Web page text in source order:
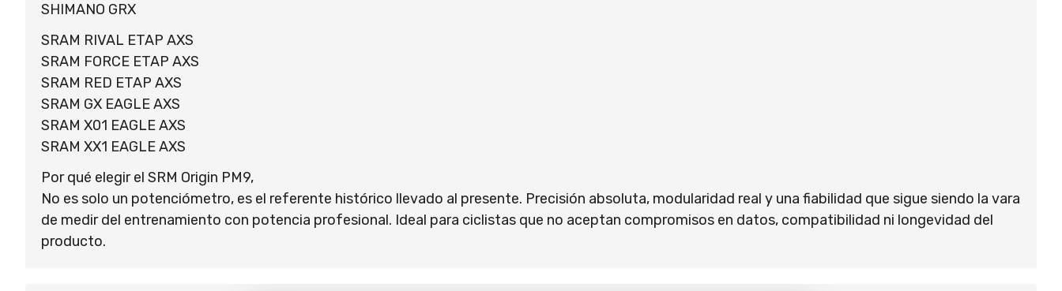
SHIMANO GRX
SRAM RIVAL ETAP AXS
SRAM FORCE ETAP AXS
SRAM RED ETAP AXS
SRAM GX EAGLE AXS
SRAM X01 EAGLE AXS
SRAM XX1 EAGLE AXS
Por qué elegir el SRM Origin PM9,
No es solo un potenciómetro, es el referente histórico llevado al presente. Precisión absoluta, modularidad real y una fiabilidad que sigue siendo la vara
de medir del entrenamiento con potencia profesional. Ideal para ciclistas que no aceptan compromisos en datos, compatibilidad ni longevidad del
producto.